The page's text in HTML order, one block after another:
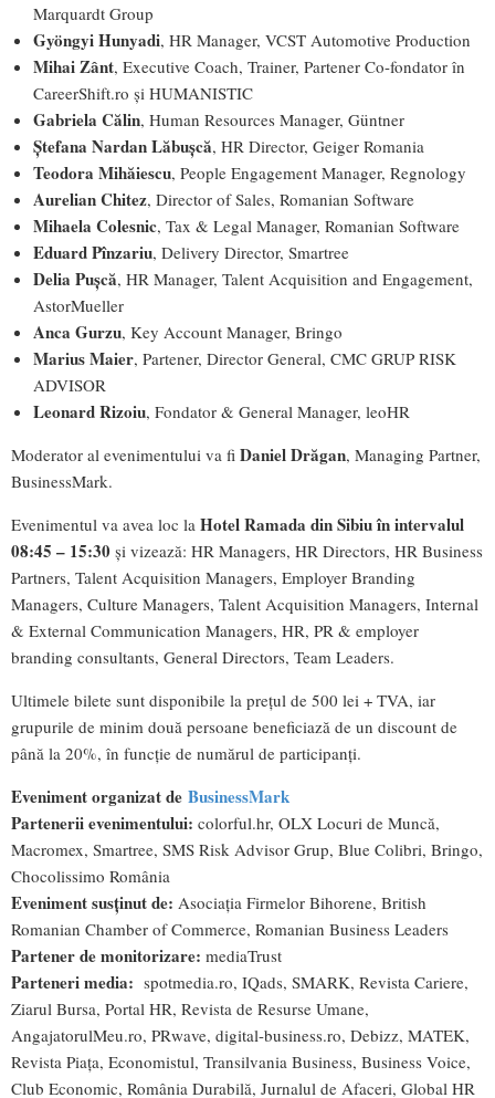
Marquardt Group
Gyöngyi Hunyadi, HR Manager, VCST Automotive Production
Mihai Zânt, Executive Coach, Trainer, Partener Co-fondator în
CareerShift.ro și HUMANISTIC
Gabriela Călin, Human Resources Manager, Güntner
Ștefana Nardan Lăbușcă, HR Director, Geiger Romania
Teodora Mihăiescu, People Engagement Manager, Regnology
Aurelian Chitez, Director of Sales, Romanian Software
Mihaela Colesnic, Tax & Legal Manager, Romanian Software
Eduard Pînzariu, Delivery Director, Smartree
Delia Pușcă, HR Manager, Talent Acquisition and Engagement,
AstorMueller
Anca Gurzu, Key Account Manager, Bringo
Marius Maier, Partener, Director General, CMC GRUP RISK
ADVISOR
Leonard Rizoiu, Fondator & General Manager, leoHR
Moderator al evenimentului va fi Daniel Drăgan, Managing Partner,
BusinessMark.
Evenimentul va avea loc la Hotel Ramada din Sibiu în intervalul
08:45 – 15:30 și vizează: HR Managers, HR Directors, HR Business
Partners, Talent Acquisition Managers, Employer Branding
Managers, Culture Managers, Talent Acquisition Managers, Internal
& External Communication Managers, HR, PR & employer
branding consultants, General Directors, Team Leaders.
Ultimele bilete sunt disponibile la prețul de 500 lei + TVA, iar
grupurile de minim două persoane beneficiază de un discount de
până la 20%, în funcție de numărul de participanți.
Eveniment organizat de BusinessMark
Partenerii evenimentului: colorful.hr, OLX Locuri de Muncă,
Macromex, Smartree, SMS Risk Advisor Grup, Blue Colibri, Bringo,
Chocolissimo România
Eveniment susținut de: Asociația Firmelor Bihorene, British
Romanian Chamber of Commerce, Romanian Business Leaders
Partener de monitorizare: mediaTrust
Parteneri media: spotmedia.ro, IQads, SMARK, Revista Cariere,
Ziarul Bursa, Portal HR, Revista de Resurse Umane,
AngajatorulMeu.ro, PRwave, digital-business.ro, Debizz, MATEK,
Revista Piața, Economistul, Transilvania Business, Business Voice,
Club Economic, România Durabilă, Jurnalul de Afaceri, Global HR